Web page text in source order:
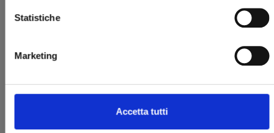
Statistiche
Marketing
Accetta tutti